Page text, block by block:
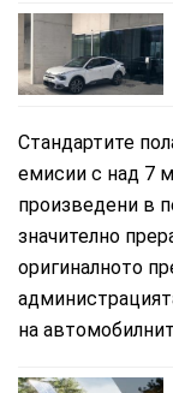
Стандартите
емисии с над 7
произведени в
значително
оригиналното
на